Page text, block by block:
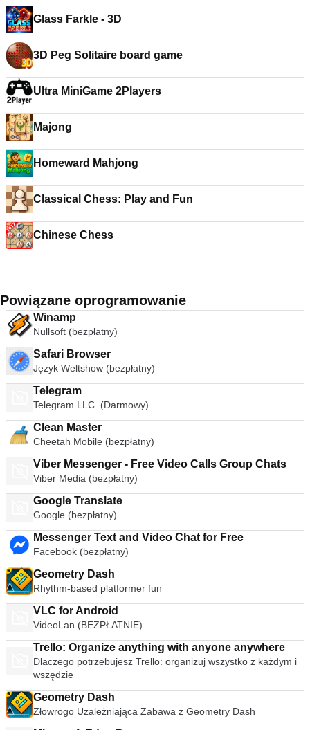
Glass Farkle - 3D
3D Peg Solitaire board game
Ultra MiniGame 2Players
Majong
Homeward Mahjong
Classical Chess: Play and Fun
Chinese Chess
Powiązane oprogramowanie
Winamp
Nullsoft (bezpłatny)
Safari Browser
Język Weltshow (bezpłatny)
Telegram
Telegram LLC. (Darmowy)
Clean Master
Cheetah Mobile (bezpłatny)
Viber Messenger - Free Video Calls Group Chats
Viber Media (bezpłatny)
Google Translate
Google (bezpłatny)
Messenger Text and Video Chat for Free
Facebook (bezpłatny)
Geometry Dash
Rhythm-based platformer fun
VLC for Android
VideoLan (BEZPŁATNIE)
Trello: Organize anything with anyone anywhere
Dlaczego potrzebujesz Trello: organizuj wszystko z każdym i
wszędzie
Geometry Dash
Złowrogo Uzależniająca Zabawa z Geometry Dash